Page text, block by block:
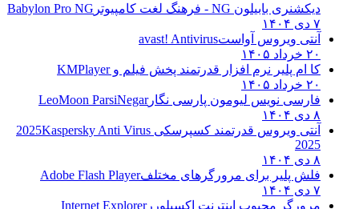
دیکشنری بابیلون NG - فرهنگ لغت کامپیوتر
Babylon Pro NG
۷ دی ۱۴۰۴
آنتی ویروس آواستavast! Antivirus
۲۰ خرداد ۱۴۰۵
کا ام پلیر نرم افزار قدرتمند پخش فیلم وKMPlayer
۲۰ خرداد ۱۴۰۵
فارسی نویس لیومون پارسی نگارLeoMoon ParsiNegar
۸ دی ۱۴۰۴
آنتی ویروس قدرتمند کسپرسکی 2025 Kaspersky Anti Virus
2025
۸ دی ۱۴۰۴
فلش پلیر برای مرورگرهای مختلفAdobe Flash Player
۷ دی ۱۴۰۴
مرورگر محبوب اینترنت اکسپلوررInternet Explorer